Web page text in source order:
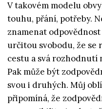
V takovém modelu
touhu, přání, potřeby.
znamenat odpovědnost
určitou svobodu, že se
cestu a svá rozhodnutí
Pak může být
svou i druhých. Můj
připomíná, že